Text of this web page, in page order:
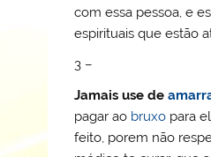
com essa pessoa, e
espirituais que estão
3 –
Jamais use de
pagar ao bruxo para
feito, porem não